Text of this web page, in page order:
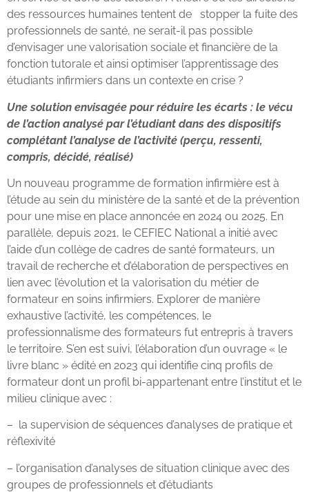
des ressources humaines tentent de stopper la fuite des
professionnels de santé, ne serait-il pas possible
d’envisager une valorisation sociale et financière de la
fonction tutorale et ainsi optimiser l’apprentissage des
étudiants infirmiers dans un contexte en crise ?
Une solution envisagée pour réduire les écarts : le vécu
de l’action analysé par l’étudiant dans des dispositifs
complétant l’analyse de l’activité (perçu, ressenti,
compris, décidé, réalisé)
Un nouveau programme de formation infirmière est à
l’étude au sein du ministère de la santé et de la prévention
pour une mise en place annoncée en 2024 ou 2025. En
parallèle, depuis 2021, le CEFIEC National a initié avec
l’aide d’un collège de cadres de santé formateurs, un
travail de recherche et d’élaboration de perspectives en
lien avec l’évolution et la valorisation du métier de
formateur en soins infirmiers. Explorer de manière
exhaustive l’activité, les compétences, le
professionnalisme des formateurs fut entrepris à travers
le territoire. S’en est suivi, l’élaboration d’un ouvrage « le
livre blanc » édité en 2023 qui identifie cinq profils de
formateur dont un profil bi-appartenant entre l’institut et le
milieu clinique avec :
– la supervision de séquences d’analyses de pratique et
réflexivité
– l’organisation d’analyses de situation clinique avec des
groupes de professionnels et d’étudiants